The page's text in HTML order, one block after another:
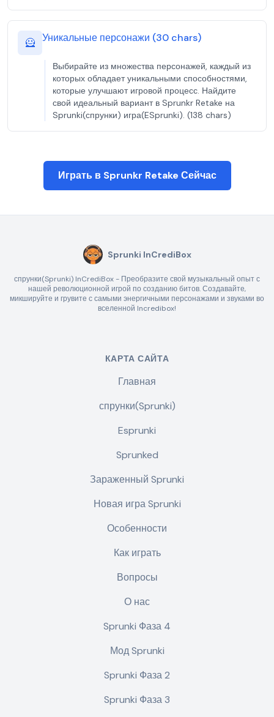
🦸 Уникальные персонажи (30 chars)
Выбирайте из множества персонажей, каждый из
которых обладает уникальными способностями,
которые улучшают игровой процесс. Найдите
свой идеальный вариант в Sprunkr Retake на
Sprunki(спрунки) игра(ESprunki). (138 chars)
Играть в Sprunkr Retake Сейчас
Sprunki InCrediBox
спрунки(Sprunki) InCrediBox - Преобразите свой музыкальный опыт с
нашей революционной игрой по созданию битов. Создавайте,
микшируйте и грувите с самыми энергичными персонажами и звуками во
вселенной Incredibox!
КАРТА САЙТА
Главная
спрунки(Sprunki)
Esprunki
Sprunked
Зараженный Sprunki
Новая игра Sprunki
Особенности
Как играть
Вопросы
О нас
Sprunki Фаза 4
Мод Sprunki
Sprunki Фаза 2
Sprunki Фаза 3